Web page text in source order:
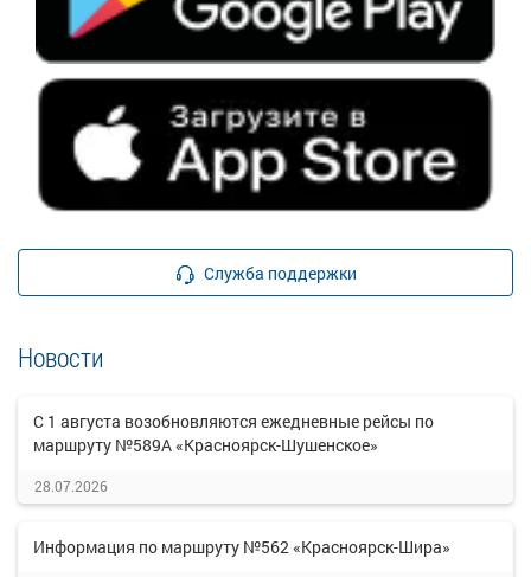
Служба поддержки
Новости
С 1 августа возобновляются ежедневные рейсы по
маршруту №589А «Красноярск-Шушенское»
28.07.2026
Информация по маршруту №562 «Красноярск-Шира»